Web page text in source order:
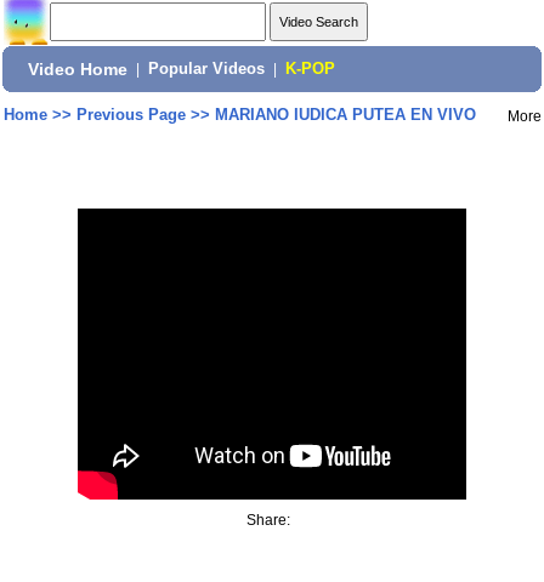
Video Home Popular Videos K-POP
Home>> Previous Page>> MARIANO IUDICA PUTEA EN VIVO More
Share: